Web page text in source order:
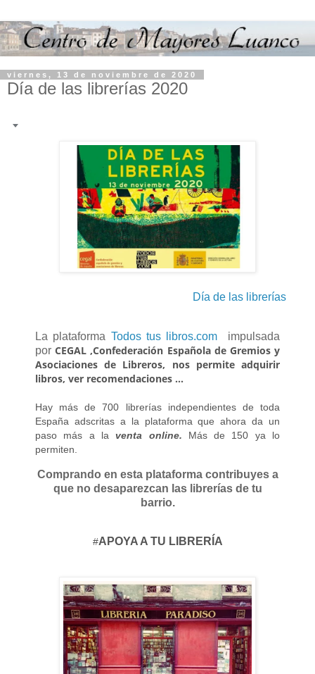
viernes, 13 de noviembre de 2020
Día de las librerías 2020
Día de las librerías
La plataforma Todos tus libros.com impulsada
porCEGAL ,Confederación Española de Gremios y
Asociaciones de Libreros, nos permite adquirir
libros, ver recomendaciones ...
Hay más de 700 librerías independientes de toda
España adscritas a la plataforma que ahora da un
paso más a laventa online. Más de 150 ya lo
permiten.
Comprando en esta plataforma contribuyes a
que no desaparezcan las librerías de tu
barrio.
#APOYA A TU LIBRERÍA